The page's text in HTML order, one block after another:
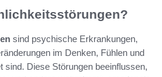
sind psychische Erkrankungen,
im Denken, Fühlen und
sind. Diese Störungen beeinflussen,